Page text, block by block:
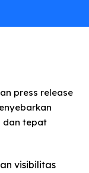
press release
dan tepat
visibilitas